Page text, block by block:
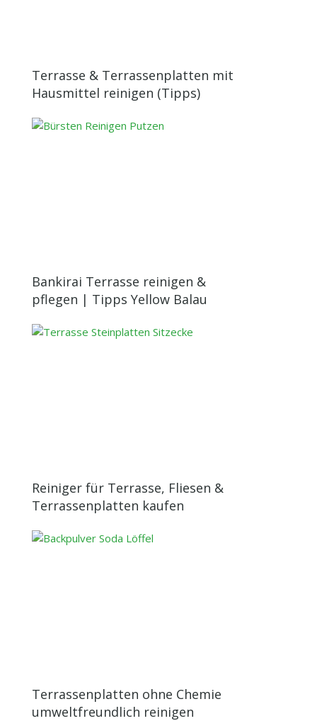
Terrasse & Terrassenplatten mit
Hausmittel reinigen (Tipps)
Bankirai Terrasse reinigen &
pflegen | Tipps Yellow Balau
Reiniger für Terrasse, Fliesen &
Terrassenplatten kaufen
Terrassenplatten ohne Chemie
umweltfreundlich reinigen